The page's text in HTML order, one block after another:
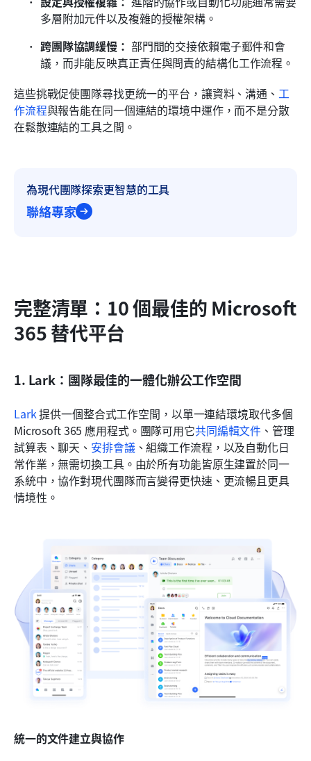
多層附加元件以及複雜的授權架構。
跨團隊協調緩慢： 部門間的交接依賴電子郵件和會
議，而非能反映真正責任與問責的結構化工作流程。
這些挑戰促使團隊尋找更統一的平台，讓資料、溝通、 工
作流程與報告能在同一個連結的環境中運作，而不是分散
在鬆散連結的工具之間。
為現代團隊探索更智慧的工具
聯絡專家
完整清單：10 個最佳的 Microsoft
365 替代平台
1. Lark：團隊最佳的一體化辦公工作空間
Lark 提供一個整合式工作空間，以單一連結環境取代多個
Microsoft 365 應用程式。團隊可用它共同編輯文件 、管理
試算表、聊天、 安排會議、組織工作流程，以及自動化日
常作業，無需切換工具。由於所有功能皆原生建置於同一
系統中，協作對現代團隊而言變得更快速、更流暢且更具
情境性。
統一的文件建立與協作